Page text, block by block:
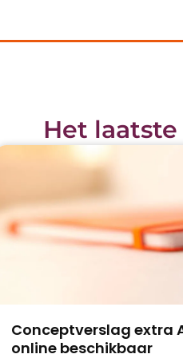
Het
Conceptverslag extra
online beschikbaar